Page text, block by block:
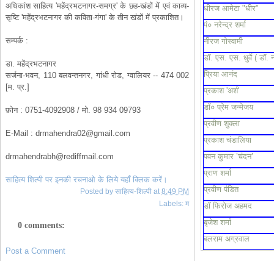
अधिकांश साहित्य 'महेंद्रभटनागर-समग्र' के छह-खंडों में एवं काव्य-
सृष्टि 'महेंद्रभटनागर की कविता-गंगा' के तीन खंडों में प्रकाशित।
सम्पर्क :
डा. महेंद्रभटनागर
सर्जना-भवन, 110 बलवन्तनगर, गांधी रोड, ग्वालियर -- 474 002
[म. प्र.]
फ़ोन : 0751-4092908 / मो. 98 934 09793
E-Mail : drmahendra02@gmail.com
drmahendrabh@rediffmail.com
साहित्य शिल्पी पर इनकी रचनाओ के लिये यहाँ क्लिक करें।
Posted by साहित्य-शिल्पी at 8:49 PM
Labels: म
0 comments:
Post a Comment
धीरज आमेटा "धीर"
पं० नरेन्द्र शर्मा
नीरज गोस्वामी
डॉ. एस. एस. धुर्वे ( डॉ.
प्रिया आनंद
प्रकाश 'अर्श'
डॉ० प्रेम जन्मेजय
प्रवीण शुक्ला
प्रकाश चंडालिया
पवन कुमार ’चंदन’
प्राण शर्मा
प्रवीण पंडित
डॉ फिरोज अहमद
बृजेश शर्मा
बलराम अग्रवाल